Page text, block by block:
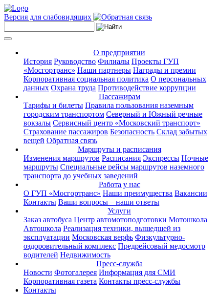
Версия для слабовидящих
О предприятии
История Руководство Филиалы Проекты ГУП
«Мосгортранс» Наши партнеры Награды и премии
Корпоративная социальная политика О персональных
данных Охрана труда Противодействие коррупции
Пассажирам
Тарифы и билеты Правила пользования наземным
городским транспортом Северный и Южный речные
вокзалы Сервисный центр «Московский транспорт»
Страхование пассажиров Безопасность Склад забытых
вещей Обратная связь
Маршруты и расписания
Изменения маршрутов Расписания Экспрессы Ночные
маршруты Специальные рейсы маршрутов наземного
транспорта до учебных заведений
Работа у нас
О ГУП «Мосгортранс» Наши преимущества Вакансии
Контакты Ваши вопросы – наши ответы
Услуги
Заказ автобуса Центр автомотоподготовки Мотошкола
Автошкола Реализация техники, вышедшей из
эксплуатации Московская верфь Физкультурно-
оздоровительный комплекс Предрейсовый медосмотр
водителей Недвижимость
Пресс-служба
Новости Фотогалерея Информация для СМИ
Корпоративная газета Контакты пресс-службы
Контакты